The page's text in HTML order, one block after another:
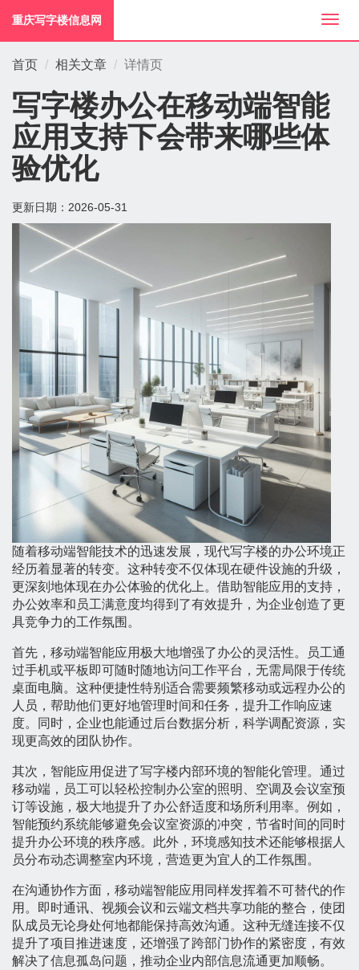
切
换
重庆写字楼信息网
首页 相关文章 详情页
写字楼办公在移动端智能
应用支持下会带来哪些体
验优化
更新日期： 2026-05-31
随着移动端智能技术的迅速发展，现代写字楼的办公环境正
经历着显著的转变。这种转变不仅体现在硬件设施的升级，
更深刻地体现在办公体验的优化上。借助智能应用的支持，
办公效率和员工满意度均得到了有效提升，为企业创造了更
具竞争力的工作氛围。
首先，移动端智能应用极大地增强了办公的灵活性。员工通
过手机或平板即可随时随地访问工作平台，无需局限于传统
桌面电脑。这种便捷性特别适合需要频繁移动或远程办公的
人员，帮助他们更好地管理时间和任务，提升工作响应速
度。同时，企业也能通过后台数据分析，科学调配资源，实
现更高效的团队协作。
其次，智能应用促进了写字楼内部环境的智能化管理。通过
移动端，员工可以轻松控制办公室的照明、空调及会议室预
订等设施，极大地提升了办公舒适度和场所利用率。例如，
智能预约系统能够避免会议室资源的冲突，节省时间的同时
提升办公环境的秩序感。此外，环境感知技术还能够根据人
员分布动态调整室内环境，营造更为宜人的工作氛围。
在沟通协作方面，移动端智能应用同样发挥着不可替代的作
用。即时通讯、视频会议和云端文档共享功能的整合，使团
队成员无论身处何地都能保持高效沟通。这种无缝连接不仅
提升了项目推进速度，还增强了跨部门协作的紧密度，有效
解决了信息孤岛问题，推动企业内部信息流通更加顺畅。